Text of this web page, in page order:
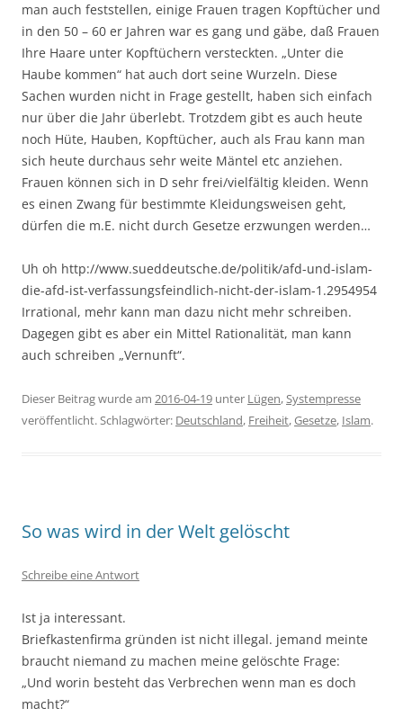
man auch feststellen, einige Frauen tragen Kopftücher und
in den 50 – 60 er Jahren war es gang und gäbe, daß Frauen
Ihre Haare unter Kopftüchern versteckten. „Unter die
Haube kommen“ hat auch dort seine Wurzeln. Diese
Sachen wurden nicht in Frage gestellt, haben sich einfach
nur über die Jahr überlebt. Trotzdem gibt es auch heute
noch Hüte, Hauben, Kopftücher, auch als Frau kann man
sich heute durchaus sehr weite Mäntel etc anziehen.
Frauen können sich in D sehr frei/vielfältig kleiden. Wenn
es einen Zwang für bestimmte Kleidungsweisen geht,
dürfen die m.E. nicht durch Gesetze erzwungen werden…
Uh oh http://www.sueddeutsche.de/politik/afd-und-islam-
die-afd-ist-verfassungsfeindlich-nicht-der-islam-1.2954954
Irrational, mehr kann man dazu nicht mehr schreiben.
Dagegen gibt es aber ein Mittel Rationalität, man kann
auch schreiben „Vernunft“.
Dieser Beitrag wurde am 2016-04-19 unter Lügen,Systempresse
veröffentlicht. Schlagwörter: Deutschland, Freiheit,Gesetze, Islam.
So was wird in der Welt gelöscht
Schreibe eine Antwort
Ist ja interessant.
Briefkastenfirma gründen ist nicht illegal. jemand meinte
braucht niemand zu machen meine gelöschte Frage:
„Und worin besteht das Verbrechen wenn man es doch
macht?“